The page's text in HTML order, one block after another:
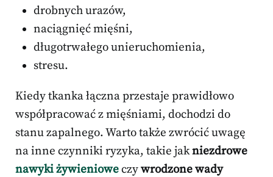
drobnych urazów,
naciągnięć mięśni,
długotrwałego unieruchomienia,
stresu.
Kiedy tkanka łączna przestaje prawidłowo
współpracować z mięśniami, dochodzi do
stanu zapalnego. Warto także zwrócić uwagę
na inne czynniki ryzyka, takie jakniezdrowe
nawyki żywienioweczywrodzone wady